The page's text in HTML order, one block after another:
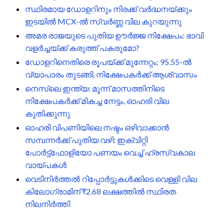
സ്ഥിരമായ ഡോളറിനും നിരക്ക് വർദ്ധനയ്ക്കും
ഇടയിൽ MCX-ൽ സ്വർണ്ണ വില കുറയുന്നു
അമര രാജയുടെ പുതിയ ഊർജ്ജ നിക്ഷേപം: ഭാവി
വളർച്ചയ്ക്ക് കരുത്ത് പകരുമോ?
ഡോളറിനെതിരെ രൂപയ്ക്ക് മുന്നേറ്റം; 95.55-ൽ
വ്യാപാരം തുടങ്ങി, നിക്ഷേപകർക്ക് ആശ്വാസം
നെസ്‌ലെ ഇന്ത്യ: മൂന്ന് മാസത്തിനിടെ
നിക്ഷേപകർക്ക് മികച്ച നേട്ടം, ഓഹരി വില
കുതിക്കുന്നു
ഓഹരി വിപണിയിലെ നഷ്ടം ഒഴിവാക്കാൻ
സമ്പന്നർക്ക് പുതിയ വഴി: ഇക്വിറ്റി
പോർട്ട്‌ഫോളിയോ പണയം വെച്ച് ഹ്രസ്വകാല
വായ്പകൾ
വെടിനിർത്തൽ റിപ്പോർട്ടുകൾക്കിടെ വെള്ളി വില
കിലോഗ്രാമിന് ₹2.68 ലക്ഷത്തിൽ സ്ഥിരത
നിലനിർത്തി